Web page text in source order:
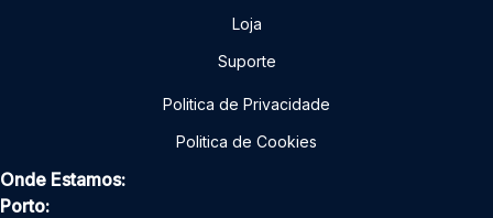
Loja
Suporte
Politica de Privacidade
Politica de Cookies
Onde Estamos:
Porto: